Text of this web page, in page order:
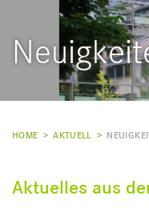
HOME >AKTUELL >
Aktuelles aus